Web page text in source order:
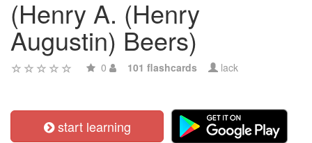
(Henry A. (Henry
Augustin) Beers)
0 101 flashcards lack
start learning